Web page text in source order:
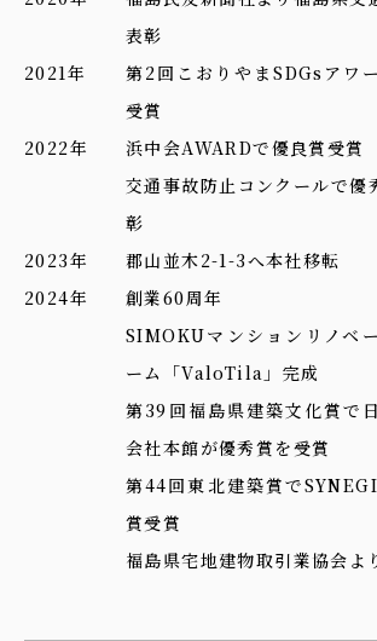
表彰
2021年
第2回こおりやまSDGsアワ
受賞
2022年
浜中会AWARDで優良賞受賞
交通事故防止コンクールで優
彰
2023年
郡山並木2-1-3へ本社移転
2024年
創業60周年
SIMOKUマンションリノベ
ーム「ValoTila」完成
第39回福島県建築文化賞で
会社本館が優秀賞を受賞
第44回東北建築賞で
賞受賞
福島県宅地建物取引業協会よ